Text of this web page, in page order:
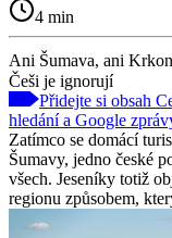
4 min
Ani Šumava, ani
Češi je ignorují
Přidejte si obsah
hledání a Google
Zatímco se domácí
Šumavy, jedno české
všech. Jeseníky totiž
regionu způsobem,